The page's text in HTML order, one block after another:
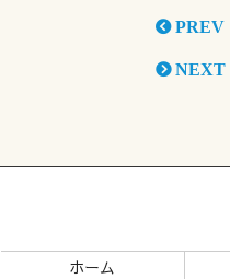
PREV
NEXT
ホーム